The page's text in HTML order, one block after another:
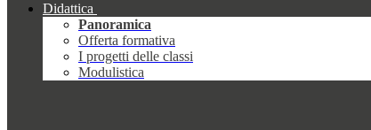
Didattica
Panoramica
Offerta formativa
I progetti delle classi
Modulistica